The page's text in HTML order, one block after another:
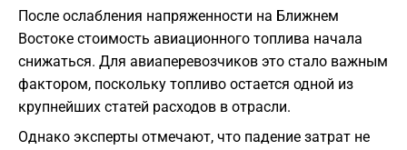
После ослабления напряженности на Ближнем
Востоке стоимость авиационного топлива начала
снижаться. Для авиаперевозчиков это стало важным
фактором, поскольку топливо остается одной из
крупнейших статей расходов в отрасли.
Однако эксперты отмечают, что падение затрат не